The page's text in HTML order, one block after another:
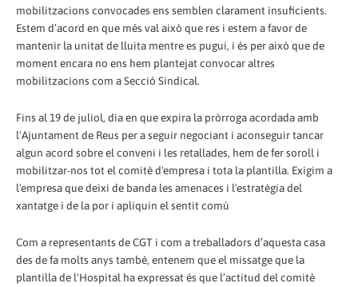
mobilitzacions convocades ens semblen clarament insuficients.
Estem d’acord en que més val això que res i estem a favor de
mantenir la unitat de lluita mentre es pugui, i és per això que de
moment encara no ens hem plantejat convocar altres
mobilitzacions com a Secció Sindical.
Fins al 19 de juliol, dia en que expira la pròrroga acordada amb
l'Ajuntament de Reus per a seguir negociant i aconseguir tancar
algun acord sobre el conveni i les retallades, hem de fer soroll i
mobilitzar-nos tot el comitè d'empresa i tota la plantilla. Exigim a
l'empresa que deixi de banda les amenaces i l'estratègia del
xantatge i de la por i apliquin el sentit comú
Com a representants de CGT i com a treballadors d’aquesta casa
des de fa molts anys també, entenem que el missatge que la
plantilla de l'Hospital ha expressat és que l’actitud del comitè